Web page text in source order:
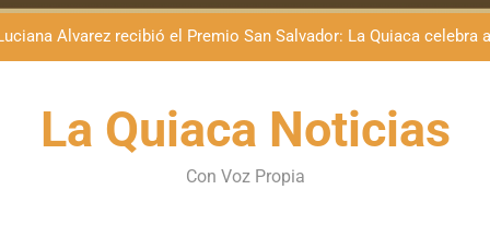
Día del Niño en La Quiaca: el municipio prepara una gran
La Quiaca defendió la soberanía nacional: el municipio
Luciana Álvarez recibió el Premio San Salvador: La Quiaca celebra
La Quiaca Noticias
Con Voz Propia